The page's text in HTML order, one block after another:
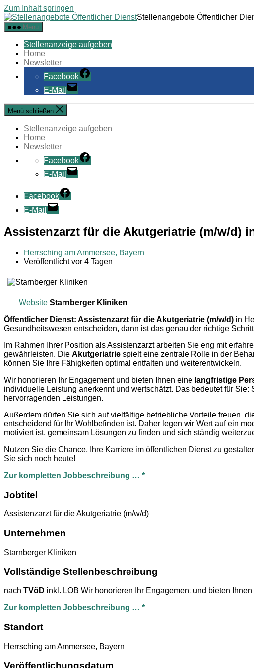
Zum Inhalt springen
Stellenangebote Öffentlicher
Menü
Stellenanzeige aufgeben
Home
Newsletter
Facebook
E-Mail
Menü schließen
Stellenanzeige aufgeben
Home
Newsletter
Facebook
E-Mail
Facebook
E-Mail
Assistenzarzt für die Akutgeriatrie (m/w/d)
Herrsching am Ammersee, Bayern
Veröffentlicht vor 4 Tagen
Website Starnberger Kliniken
Öffentlicher Dienst: Assistenzarzt für die Akutgeriatrie (m/w/d) in
Gesundheitswesen entscheiden, dann ist das genau der richtige
Im Rahmen Ihrer Position als Assistenzarzt arbeiten Sie eng mit
gewährleisten. Die Akutgeriatrie spielt eine zentrale Rolle in der
können Sie Ihre Fähigkeiten optimal entfalten und weiterentwickeln.
Wir honorieren Ihr Engagement und bieten Ihnen eine langfristige
individuelle Leistung anerkennt und wertschätzt. Das bedeutet für
hervorragenden Leistungen.
Außerdem dürfen Sie sich auf vielfältige betriebliche Vorteile freuen,
entscheidend für Ihr Wohlbefinden ist. Daher legen wir Wert auf ein
motiviert ist, gemeinsam Lösungen zu finden und sich ständig
Nutzen Sie die Chance, Ihre Karriere im öffentlichen Dienst zu
Sie sich noch heute!
Zur kompletten Jobbeschreibung … *
Jobtitel
Assistenzarzt für die Akutgeriatrie (m/w/d)
Unternehmen
Starnberger Kliniken
Vollständige Stellenbeschreibung
nach TVöD inkl. LOB Wir honorieren Ihr Engagement und bieten
Zur kompletten Jobbeschreibung … *
Standort
Herrsching am Ammersee, Bayern
Veröffentlichungsdatum